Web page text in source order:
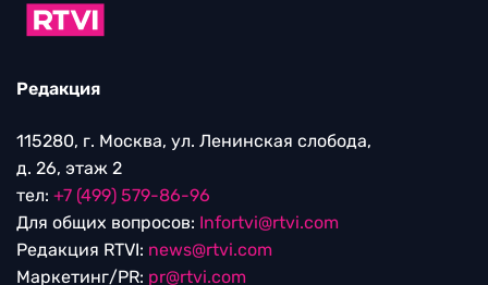
Редакция
115280, г. Москва, ул. Ленинская слобода,
д. 26, этаж 2
тел: +7 (499) 579-86-96
Для общих вопросов: Infortvi@rtvi.com
Редакция RTVI: news@rtvi.com
Маркетинг/PR: pr@rtvi.com